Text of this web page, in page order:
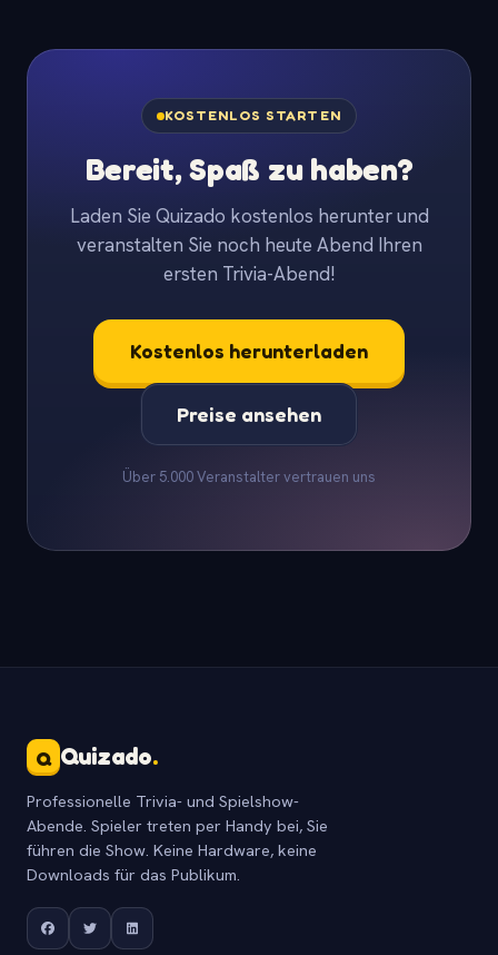
KOSTENLOS STARTEN
Bereit, Spaß zu haben?
Laden Sie Quizado kostenlos herunter und
veranstalten Sie noch heute Abend Ihren
ersten Trivia-Abend!
Kostenlos herunterladen
Preise ansehen
Über 5.000 Veranstalter vertrauen uns
Q Quizado.
Professionelle Trivia- und Spielshow-
Abende. Spieler treten per Handy bei, Sie
führen die Show. Keine Hardware, keine
Downloads für das Publikum.